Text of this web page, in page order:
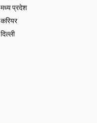
मध्य प्रदेश
करियर
दिल्ली